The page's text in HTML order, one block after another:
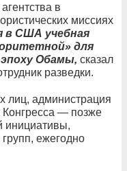
в
миссиях
в США учебная
для
Обамы, сказал
разведки.
администрация
— позже
инициативы,
групп, ежегодно